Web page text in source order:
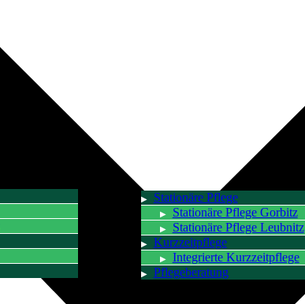
Stationäre Pflege
Stationäre Pflege Gorbitz
Stationäre Pflege Leubnitz
Kurzzeitpflege
Integrierte Kurzzeitpflege
Pflegeberatung